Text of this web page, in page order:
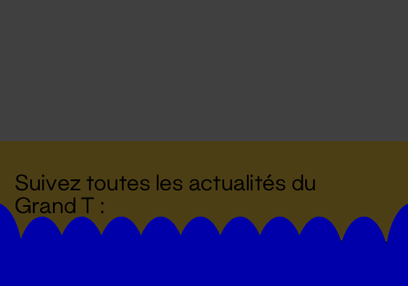
Suivez toutes les actualités du
Grand T :